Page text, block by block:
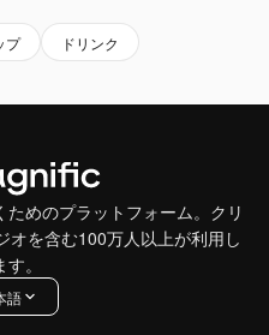
プ ドリンク
めのプラットフォーム。クリ
オを含む100万人以上が利用し
。
語